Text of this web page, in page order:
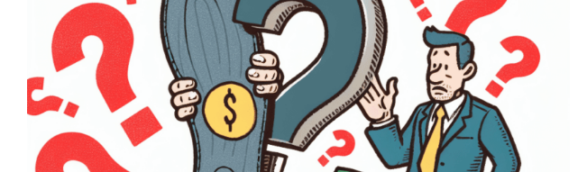
Zahlung der Sicherheitsschuh-
Einlagen durch den Arbeitgeber: Ein